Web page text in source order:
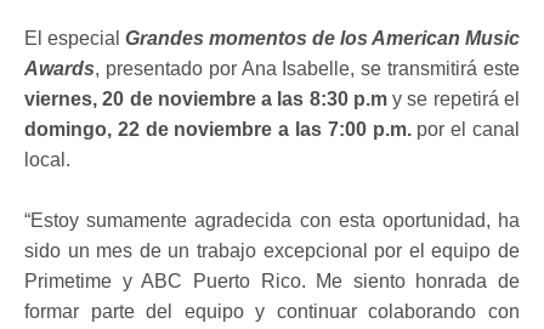
El especial Grandes momentos de los American Music
Awards, presentado por Ana Isabelle, se transmitirá este
viernes, 20 de noviembre a las 8:30 p.my se repetirá el
domingo, 22 de noviembre a las 7:00 p.m.por el canal
local.
“Estoy sumamente agradecida con esta oportunidad, ha
sido un mes de un trabajo excepcional por el equipo de
Primetime y ABC Puerto Rico. Me siento honrada de
formar parte del equipo y continuar colaborando con